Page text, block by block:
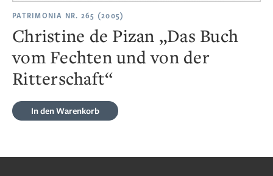
PATRIMONIA NR. 265 (2005)
Christine de Pizan „Das Buch
vom Fechten und von der
Ritterschaft“
In den Warenkorb